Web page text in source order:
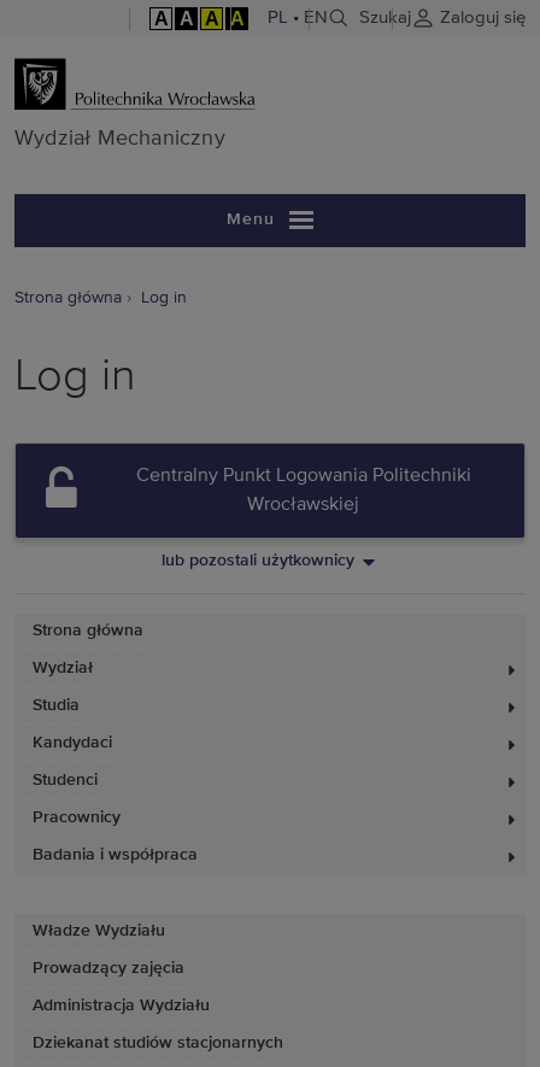
A A A A PL • EN Szukaj Zaloguj się
Wydział
Wydział Mechaniczny
Menu
Strona główna
Wydział
Studia
Kandydaci
Studenci
Pracownicy
Badania i współpraca
Władze Wydziału
Prowadzący zajęcia
Administracja Wydziału
Dziekanat studiów stacjonarnych
Strona główna Log in
Log in
Centralny Punkt Logowania Politechniki
Wrocławskiej
lub pozostali użytkownicy